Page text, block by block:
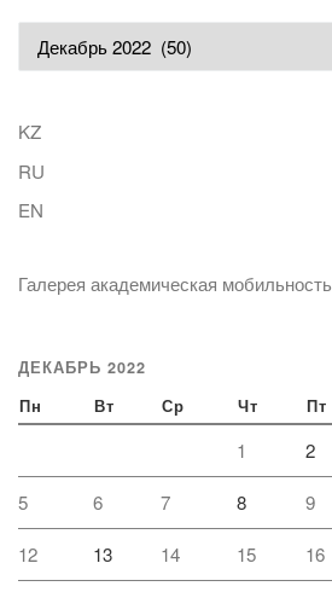
KZ
RU
EN
Галерея академическая мобильность
ДЕКАБРЬ 2022
Пн Вт Ср Чт Пт
1 2
5 6 7 8 9
12 13 14 15 16